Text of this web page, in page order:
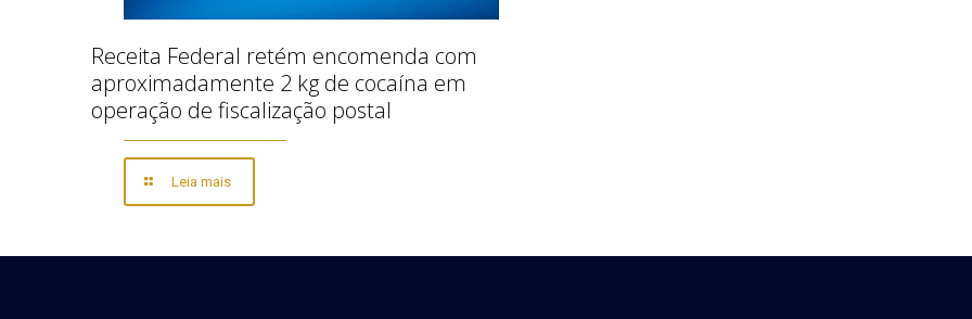
Receita Federal retém encomenda com
aproximadamente 2 kg de cocaína em
operação de fiscalização postal
Leia mais